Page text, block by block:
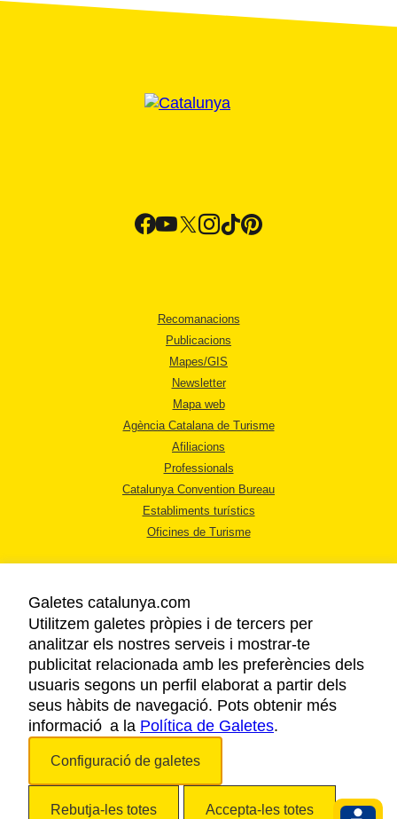
Recomanacions
Publicacions
Mapes/GIS
Newsletter
Mapa web
Agència Catalana de Turisme
Afiliacions
Professionals
Catalunya Convention Bureau
Establiments turístics
Oficines de Turisme
AVÍS LEGAL
POLÍTICA DE PRIVACITAT
COOKIES
ACCESSIBILITAT
Galetes catalunya.com
Utilitzem galetes pròpies i de tercers per
analitzar els nostres serveis i mostrar-te
publicitat relacionada amb les preferències dels
usuaris segons un perfil elaborat a partir dels
seus hàbits de navegació. Pots obtenir més
informació a la Política de Galetes.
Configuració de galetes
Rebutja-les totes Accepta-les totes